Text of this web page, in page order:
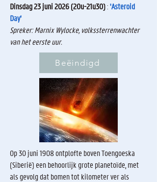
Dinsdag 23juni 2026(20u-21u30):'Asteroid
Day'
Spreker: Marnix Wylocke, volkssterrenwachter
van het eerste uur.
Beëindigd
Op 30 juni 1908 ontplofte boven Toengoeska
(Siberië) een behoorlijk grote planetoïde, met
als gevolg dat bomen tot kilometer ver als